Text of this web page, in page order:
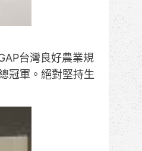
台灣良好農業規
冠軍。絕對堅持生